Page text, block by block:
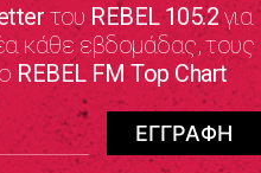
τουREBEL 105.2για
κάθε εβδομάδας, τους
REBEL FM Top Chart